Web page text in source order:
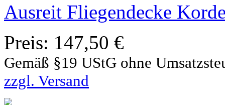
Ausreit Fliegendecke
Preis: 147,50 €
Gemäß §19 UStG ohne
zzgl. Versand